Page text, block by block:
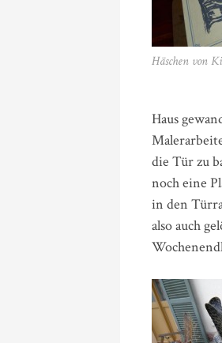
Häschen von
Haus
die Tür zu
noch eine
in den
also auch